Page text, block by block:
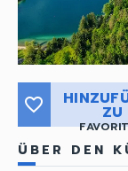
favorite_border ZU
ÜBER DEN